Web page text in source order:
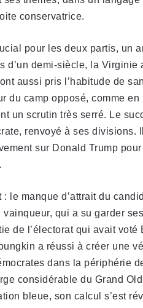
conservatrice.
pour les deux partis, un
d’un demi-siècle, la
aussi pris l’habitude de
du camp opposé, comme
un scrutin très serré. Le
renvoyé à ses
sur Donald Trump
: le manque d’attrait du
qui a su garder
de l’électorat qui avait
a réussi à créer une
dans la périphérie
considérable du Grand
bleue, son calcul s’est